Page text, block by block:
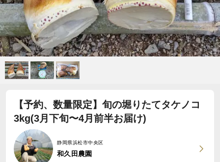
【予約、数量限定】旬の堀りたてタケノコ
3kg(3月下旬〜4月前半お届け)
静岡県浜松市中央区
和久田農園